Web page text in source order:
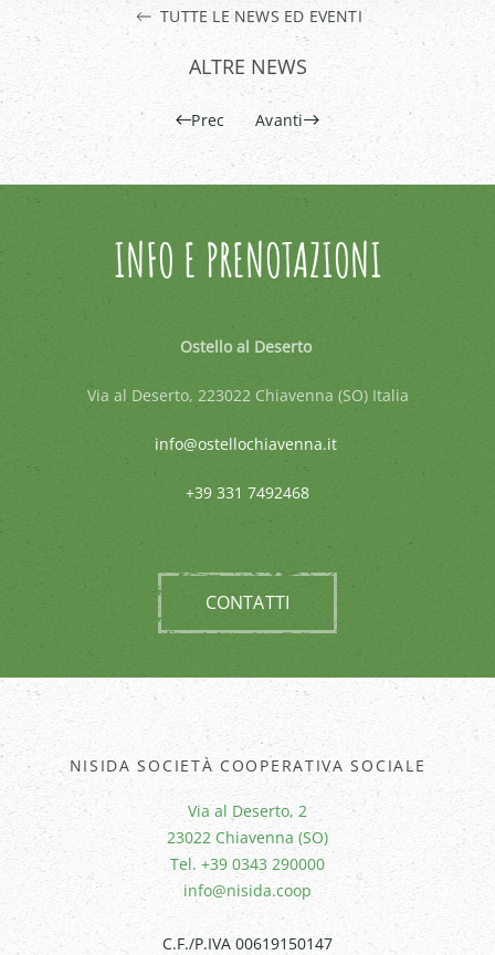
TUTTE LE NEWS ED EVENTI
ALTRE NEWS
Prec Avanti
INFO E PRENOTAZIONI
Ostello al Deserto
Via al Deserto, 223022 Chiavenna (SO) Italia
info@ostellochiavenna.it
+39 331 7492468
CONTATTI
NISIDA SOCIETÀ COOPERATIVA SOCIALE
Via al Deserto, 2
23022 Chiavenna (SO)
Tel. +39 0343 290000
info@nisida.coop
C.F./P.IVA 00619150147